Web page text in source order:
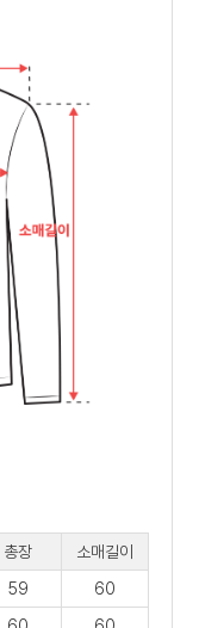
총장
소매길이
59
60